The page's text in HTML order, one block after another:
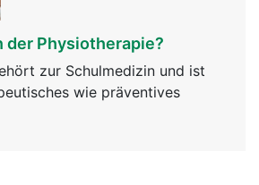
der Physiotherapie?
zur Schulmedizin und ist
wie präventives